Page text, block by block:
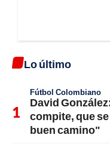
Lo último
Fútbol Colombiano
David
compite, que
buen camino"